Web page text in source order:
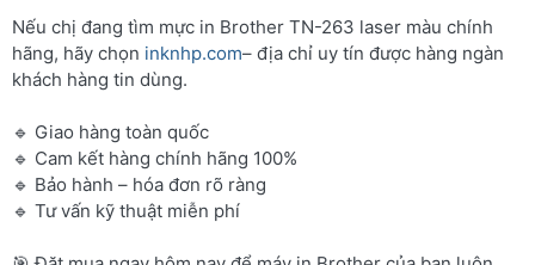
Nếu chị đang tìm mực in Brother TN-263 laser màu chính
hãng, hãy chọn inknhp.com– địa chỉ uy tín được hàng ngàn
khách hàng tin dùng.
🔹 Giao hàng toàn quốc
🔹 Cam kết hàng chính hãng 100%
🔹 Bảo hành – hóa đơn rõ ràng
🔹 Tư vấn kỹ thuật miễn phí